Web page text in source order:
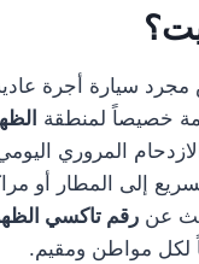
سيارة أجرة
خصيصاً لمنطقة
المروري
إلى المطار أو
عن رقم تاكسي
لكل مواطن ومقيم.